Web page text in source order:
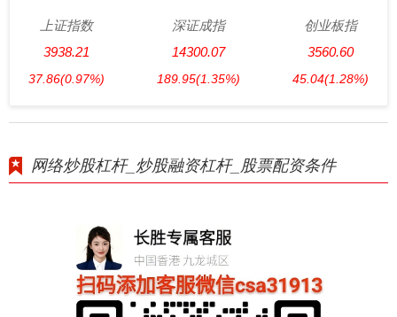
上证指数
3938.21
37.86(0.97%)
深证成指
14300.07
189.95(1.35%)
创业板指
3560.60
45.04(1.28%)
网络炒股杠杆_炒股融资杠杆_股票配资条件